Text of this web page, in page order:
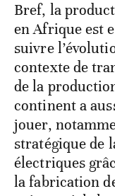
Bref, la
en Afrique est
suivre
contexte de
de la
continent a
jouer,
stratégique de
électriques
la fabrication